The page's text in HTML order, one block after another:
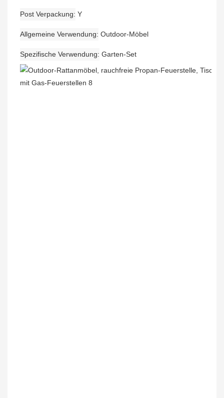
Post Verpackung Y
Allgemeine Verwendung Outdoor-Möbel
Spezifische Verwendung Garten-Set